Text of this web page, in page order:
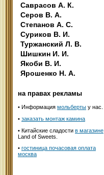
Саврасов А. К.
Серов В. А.
Степанов А. С.
Суриков В. И.
Туржанский Л. В.
Шишкин И. И.
Якоби В. И.
Ярошенко Н. А.
на правах рекламы
• Информация мольберты у нас.
• заказать монтаж камина
• Китайские сладости в магазине
Land of Sweets.
• гостиница почасовая оплата
москва